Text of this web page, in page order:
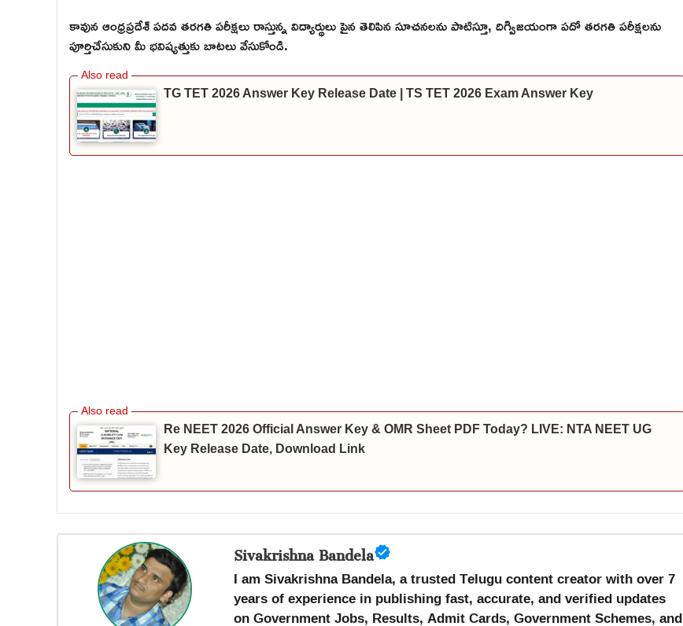
కావున ఆంధ్రప్రదేశ్ పదవ తరగతి పరీక్షలు రాస్తున్న విద్యార్థులు పైన తెలిపిన సూచనలను పాటిస్తూ, దిగ్విజయంగా పదో తరగతి పరీక్షలను
పూర్తిచేసుకుని మీ భవిష్యత్తుకు బాటలు వేసుకోండి.
TG TET 2026 Answer Key Release Date | TS TET 2026 Exam Answer Key
Re NEET 2026 Official Answer Key & OMR Sheet PDF Today? LIVE: NTA NEET UG
Key Release Date, Download Link
Sivakrishna Bandela
I am Sivakrishna Bandela, a trusted Telugu content creator with over 7
years of experience in publishing fast, accurate, and verified updates
on Government Jobs, Results, Admit Cards, Government Schemes, and